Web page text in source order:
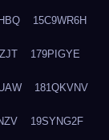
15C9WR6H
179PIGYE
181QKVNV
19SYNG2F